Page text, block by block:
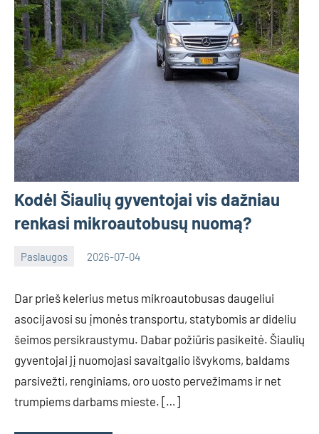
Kodėl Šiaulių gyventojai vis dažniau
renkasi mikroautobusų nuomą?
Paslaugos 2026-07-04
Dar prieš kelerius metus mikroautobusas daugeliui
asocijavosi su įmonės transportu, statybomis ar dideliu
šeimos persikraustymu. Dabar požiūris pasikeitė. Šiaulių
gyventojai jį nuomojasi savaitgalio išvykoms, baldams
parsivežti, renginiams, oro uosto pervežimams ir net
trumpiems darbams mieste. […]